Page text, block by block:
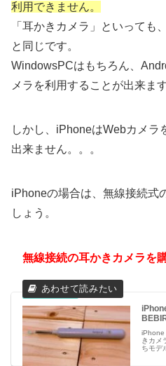
利用できません。
「耳かきカメラ」といっても
と同じです。
WindowsPCはもちろん、
メラを利用することが出来ます
しかし、iPhoneはWebカメラ
出来ません。。。
iPhoneの場合は、無線接続式
しょう。
無線接続の耳かきカメラを
iPhone
きカメ
ちモデ
【重